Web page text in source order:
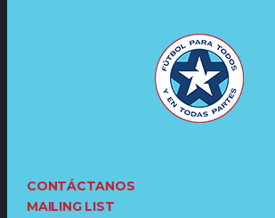
CONTÁCTANOS
MAILING LIST